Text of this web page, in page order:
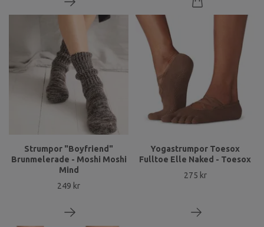
Strumpor "Boyfriend"
Brunmelerade - Moshi Moshi
Mind
249 kr
Yogastrumpor Toesox
Fulltoe Elle Naked - Toesox
275 kr